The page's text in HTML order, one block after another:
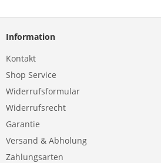
Information
Kontakt
Shop Service
Widerrufsformular
Widerrufsrecht
Garantie
Versand & Abholung
Zahlungsarten